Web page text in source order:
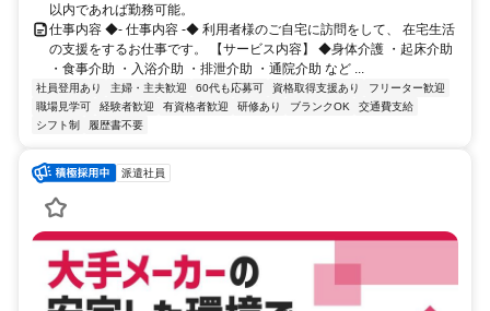
以内であれば勤務可能。
仕事内容 ◆- 仕事内容 -◆ 利用者様のご自宅に訪問をして、 在宅生活
の支援をするお仕事です。 【サービス内容】 ◆身体介護 ・起床介助
・食事介助 ・入浴介助 ・排泄介助 ・通院介助 など ...
社員登用あり 主婦・主夫歓迎 60代も応募可 資格取得支援あり
フリーター歓迎
職場見学可
経験者歓迎 有資格者歓迎 研修あり ブランクOK
交通費支給
シフト制
履歴書不要
派遣社員